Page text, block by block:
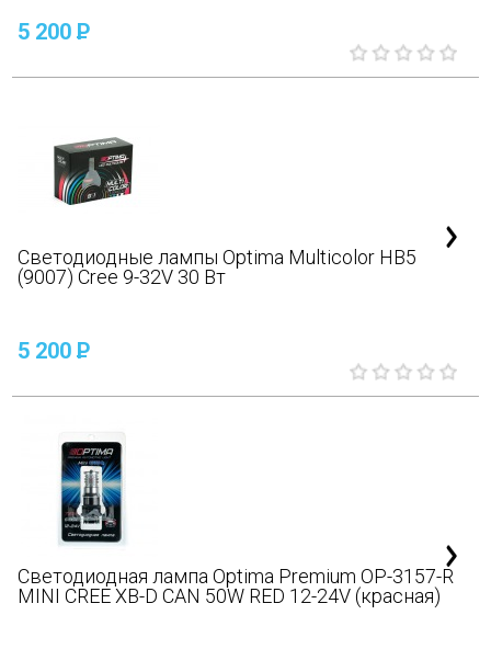
5 200P
Светодиодные лампы Optima Multicolor HB5
(9007) Cree 9-32V 30 Вт
5 200P
Светодиодная лампа Optima Premium OP-3157-R
MINI CREE XB-D CAN 50W RED 12-24V (красная)